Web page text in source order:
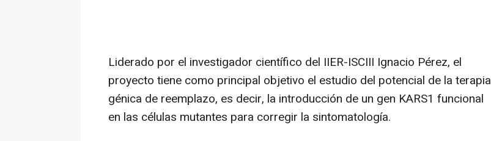
Liderado por el investigador científico del IIER-ISCIII Ignacio Pérez, el
proyecto tiene como principal objetivo el estudio del potencial de la terapia
génica de reemplazo, es decir, la introducción de un gen KARS1 funcional
en las células mutantes para corregir la sintomatología.